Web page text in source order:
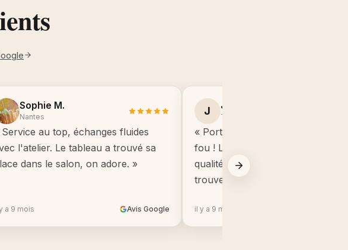
Sophie M.
Nantes
Service au top, échanges fluides
l'atelier. Le tableau a trouvé sa
dans le salon, on adore. »
a 9 mois Avis Google
J Julie B.
Toulouse
« Portrait manga de mon fils, il
fou ! Le cadre est de très bonne
qualité, beaucoup mieux que ce
trouve en grande surface. »
il y a 9 mois